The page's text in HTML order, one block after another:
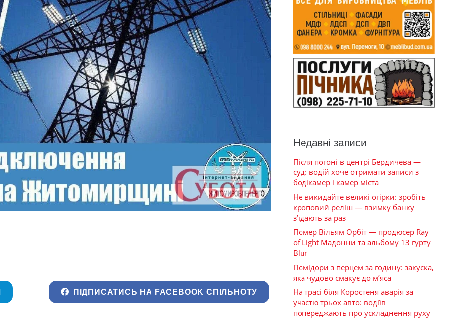
ПІДПИСАТИСЬ НА FACEBOOK СПІЛЬНОТУ
Недавні записи
Після погоні в центрі Бердичева —
суд: водій хоче отримати записи з
бодікамер і камер міста
Не викидайте великі огірки: зробіть
кроповий реліш — взимку банку
з’їдають за раз
Помер Вільям Орбіт — продюсер Ray
of Light Мадонни та альбому 13 гурту
Blur
Помідори з перцем за годину: закуска,
яка чудово смакує до м’яса
На трасі біля Коростеня аварія за
участю трьох авто: водіїв
попереджають про ускладнення руху